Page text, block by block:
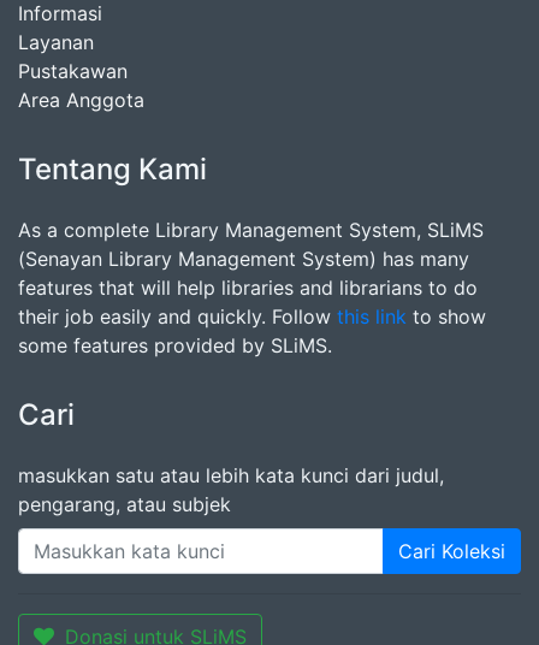
Informasi
Layanan
Pustakawan
Area Anggota
Tentang Kami
As a complete Library Management System, SLiMS
(Senayan Library Management System) has many
features that will help libraries and librarians to do
their job easily and quickly. Follow this link to show
some features provided by SLiMS.
Cari
masukkan satu atau lebih kata kunci dari judul,
pengarang, atau subjek
Cari Koleksi
Donasi untuk SLiMS